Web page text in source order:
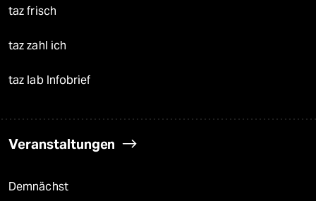
taz frisch
taz zahl ich
taz lab Infobrief
Veranstaltungen
Demnächst